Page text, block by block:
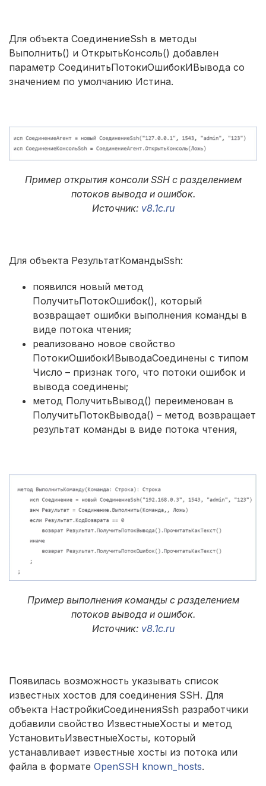
Для объекта СоединениеSsh в методы
Выполнить() и ОткрытьКонсоль() добавлен
параметр СоединитьПотокиОшибокИВывода со
значением по умолчанию Истина.
Пример открытия консоли SSH с разделением
потоков вывода и ошибок.
Источник: v8.1c.ru
Для объекта РезультатКомандыSsh:
появился новый метод
ПолучитьПотокОшибок(), который
возвращает ошибки выполнения команды в
виде потока чтения;
реализовано новое свойство
ПотокиОшибокИВыводаСоединены с типом
Число – признак того, что потоки ошибок и
вывода соединены;
метод ПолучитьВывод() переименован в
ПолучитьПотокВывода() – метод возвращает
результат команды в виде потока чтения,
Пример выполнения команды с разделением
потоков вывода и ошибок.
Источник: v8.1c.ru
Появилась возможность указывать список
известных хостов для соединения SSH. Для
объекта НастройкиСоединенияSsh разработчики
добавили свойство ИзвестныеХосты и метод
УстановитьИзвестныеХосты, который
устанавливает известные хосты из потока или
файла в формате OpenSSH known_hosts.